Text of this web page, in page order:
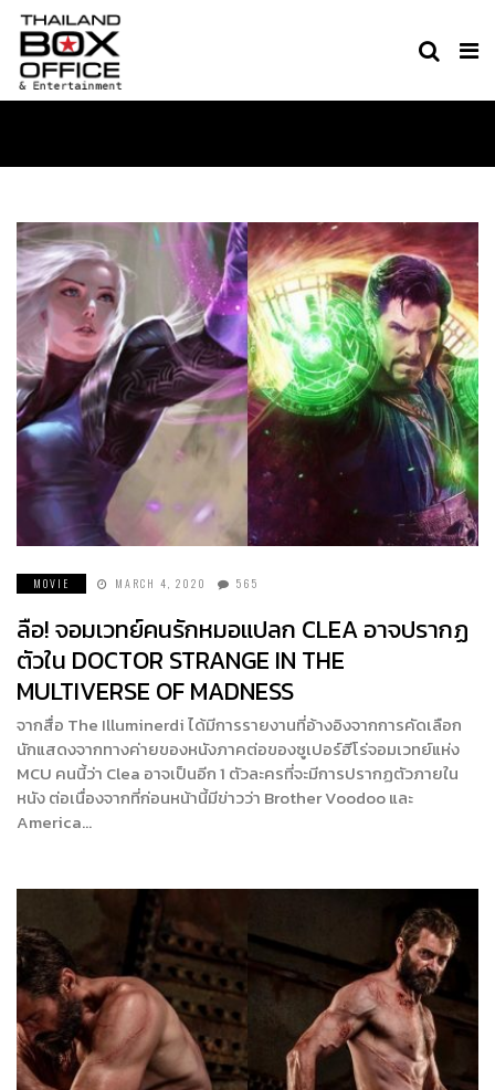
MOVIE MARCH 4, 2020 565
ลือ! จอมเวทย์คนรักหมอแปลก CLEA อาจปรากฏ
ตัวใน DOCTOR STRANGE IN THE
MULTIVERSE OF MADNESS
จากสื่อ The Illuminerdi ได้มีการรายงานที่อ้างอิงจากการคัดเลือก
นักแสดงจากทางค่ายของหนังภาคต่อของซูเปอร์ฮีโร่จอมเวทย์แห่ง
MCU คนนี้ว่า Clea อาจเป็นอีก 1 ตัวละครที่จะมีการปรากฏตัวภายใน
หนัง ต่อเนื่องจากที่ก่อนหน้านี้มีข่าวว่า Brother Voodoo และ
America…